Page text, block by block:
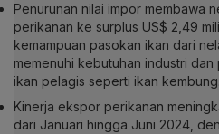
Penurunan nilai impor membawa
perikanan ke surplus US$ 2,49
kemampuan pasokan ikan dari
memenuhi kebutuhan industri
ikan pelagis seperti ikan kembung.
Kinerja ekspor perikanan
dari Januari hingga Juni 2024,